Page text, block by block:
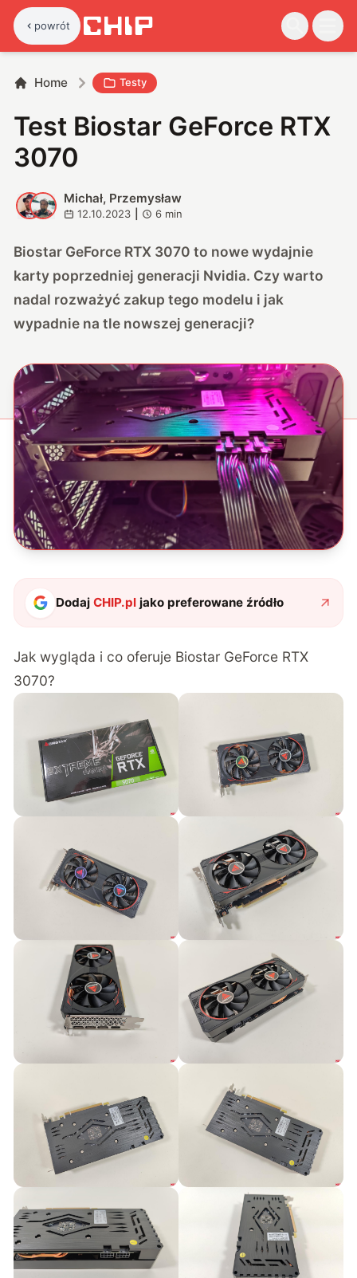
powrót
Home Testy
Test Biostar GeForce RTX
3070
M P
Michał, Przemysław
12.10.2023 6 min
Biostar GeForce RTX 3070 to nowe wydajnie
karty poprzedniej generacji Nvidia. Czy warto
nadal rozważyć zakup tego modelu i jak
wypadnie na tle nowszej generacji?
DodajCHIP.pl jako preferowane źródło
Jak wygląda i co oferuje Biostar GeForce RTX
3070?